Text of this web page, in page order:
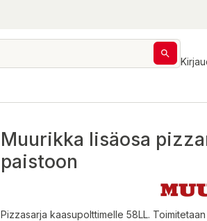
Muurikka lisäosa
paistoon
Pizzasarja kaasupolttimelle 58LL.